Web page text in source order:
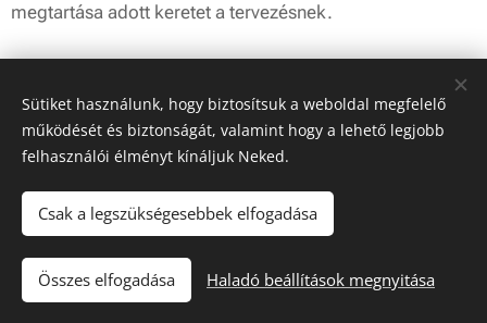
megtartása adott keretet a tervezésnek.
A ház karakteréhez illeszkedve klasszikus, zsályazöld
konyhabútor készült mennyezetig érő kialakítással,
praktikus megoldásokkal és egy kényelmes bárpulttal a
mindennapi használathoz.
© Copyright -Minden jog fenntartva.
ADATVÉDELMI SZABÁLYZAT
Sütiket használunk, hogy biztosítsuk a weboldal megfelelő
működését és biztonságát, valamint hogy a lehető legjobb
felhasználói élményt kínáljuk Neked.
Csak a legszükségesebbek elfogadása
Összes elfogadása Haladó beállítások megnyitása